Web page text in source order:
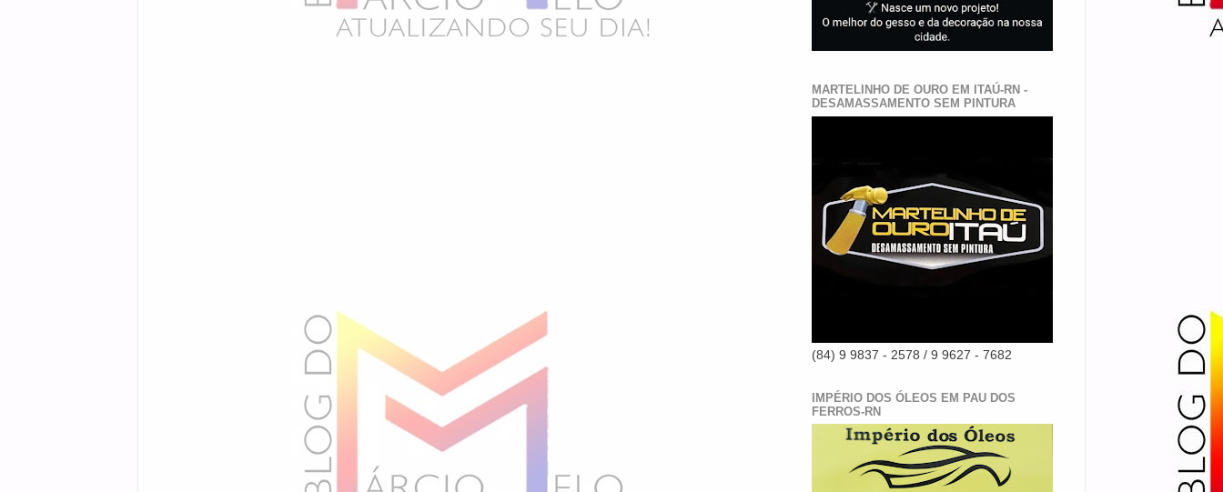
MARTELINHO DE OURO EM ITAÚ-RN -
DESAMASSAMENTO SEM PINTURA
(84) 9 9837 - 2578 / 9 9627 - 7682
IMPÉRIO DOS ÓLEOS EM PAU DOS
FERROS-RN